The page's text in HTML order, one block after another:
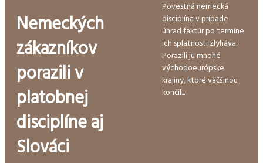
Nemeckých
zákazníkov
porazili v
platobnej
disciplíne aj
Slováci
Povestná nemecká
disciplína v prípade
úhrad faktúr po termíne
ich splatnosti zlyháva.
Porazili ju mnohé
východoeurópske
krajiny, ktoré väčšinou
končil...